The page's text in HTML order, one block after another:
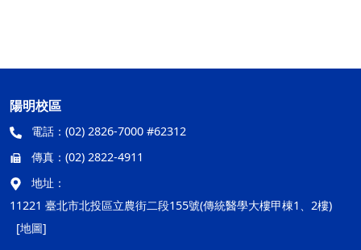
陽明校區
電話： (02) 2826-7000 #62312
傳真： (02) 2822-4911
地址：
11221 臺北市北投區立農街二段155號(傳統醫學大樓甲棟1、2樓)
[地圖]